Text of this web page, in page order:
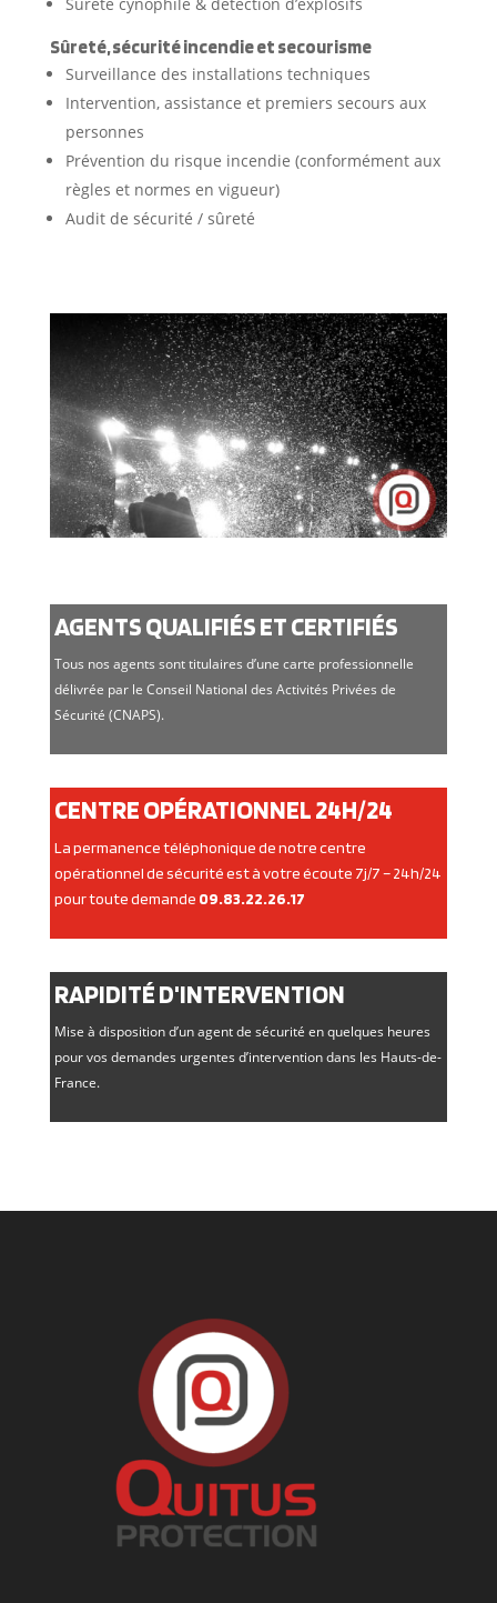
Sûreté, sécurité incendie et secourisme
Surveillance des installations techniques
Intervention, assistance et premiers secours aux
personnes
Prévention du risque incendie (conformément aux
règles et normes en vigueur)
Audit de sécurité / sûreté
AGENTS QUALIFIÉS ET CERTIFIÉS
Tous nos agents sont titulaires d’une carte professionnelle
délivrée par le Conseil National des Activités Privées de
Sécurité (CNAPS).
CENTRE OPÉRATIONNEL 24H/24
La permanence téléphonique de notre centre
opérationnel de sécurité est à votre écoute 7j/7 – 24h/24
pour toute demande 09.83.22.26.17
RAPIDITÉ D'INTERVENTION
Mise à disposition d’un agent de sécurité en quelques heures
pour vos demandes urgentes d’intervention dans les Hauts-de-
France.